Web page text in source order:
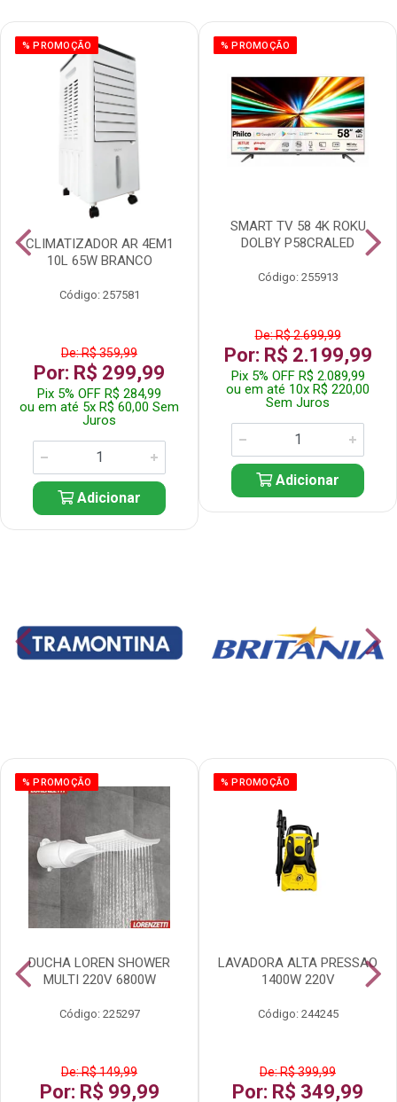
% PROMOÇÃO
CLIMATIZADOR AR 4EM1
10L 65W BRANCO
Código: 257581
De: R$ 359,99
Por: R$ 299,99
Pix 5% OFF R$ 284,99
ou em até 5x R$ 60,00 Sem
Juros
Adicionar
% PROMOÇÃO
SMART TV 58 4K ROKU
DOLBY P58CRALED
Código: 255913
De: R$ 2.699,99
Por: R$ 2.199,99
Pix 5% OFF R$ 2.089,99
ou em até 10x R$ 220,00
Sem Juros
Adicionar
% PROMOÇÃO
DUCHA LOREN SHOWER
MULTI 220V 6800W
Código: 225297
De: R$ 149,99
Por: R$ 99,99
% PROMOÇÃO
LAVADORA ALTA PRESSAO
1400W 220V
Código: 244245
De: R$ 399,99
Por: R$ 349,99